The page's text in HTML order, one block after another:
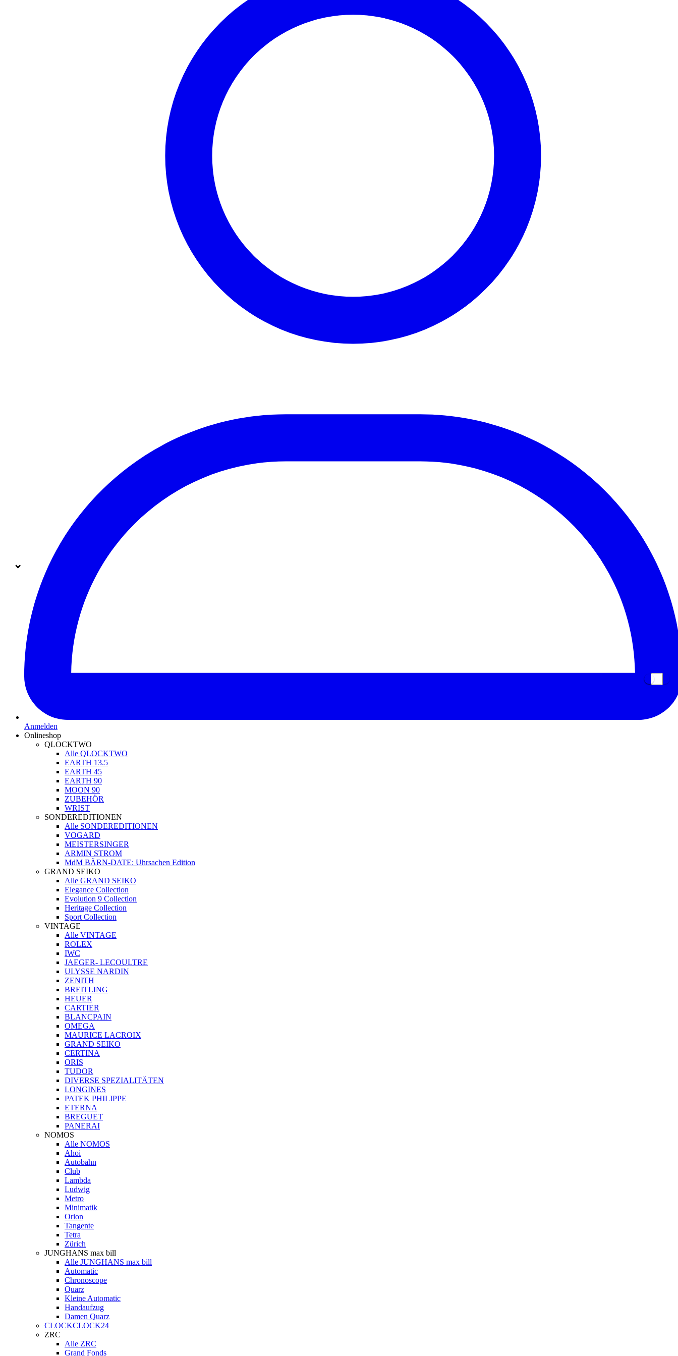
Anmelden
Onlineshop
QLOCKTWO
Alle QLOCKTWO
EARTH 13.5
EARTH 45
EARTH 90
MOON 90
ZUBEHÖR
WRIST
SONDEREDITIONEN
Alle SONDEREDITIONEN
VOGARD
MEISTERSINGER
ARMIN STROM
MdM BÄRN-DATE: Uhrsachen Edition
GRAND SEIKO
Alle GRAND SEIKO
Elegance Collection
Evolution 9 Collection
Heritage Collection
Sport Collection
VINTAGE
Alle VINTAGE
ROLEX
IWC
JAEGER- LECOULTRE
ULYSSE NARDIN
ZENITH
BREITLING
HEUER
CARTIER
BLANCPAIN
OMEGA
MAURICE LACROIX
GRAND SEIKO
CERTINA
ORIS
TUDOR
DIVERSE SPEZIALITÄTEN
LONGINES
PATEK PHILIPPE
ETERNA
BREGUET
PANERAI
NOMOS
Alle NOMOS
Ahoi
Autobahn
Club
Lambda
Ludwig
Metro
Minimatik
Orion
Tangente
Tetra
Zürich
JUNGHANS max bill
Alle JUNGHANS max bill
Automatic
Chronoscope
Quarz
Kleine Automatic
Handaufzug
Damen Quarz
CLOCKCLOCK24
ZRC
Alle ZRC
Grand Fonds